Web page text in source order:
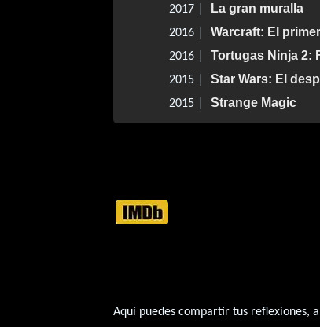
2017 | La gran muralla
2016 | Warcraft: El
2016 | Tortugas Ninja 2:
2015 | Star Wars: El
2015 | Strange Magic
Aquí puedes compartir tus reflexiones,